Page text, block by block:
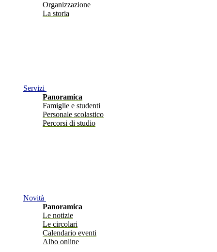
Organizzazione
La storia
Servizi
Panoramica
Famiglie e studenti
Personale scolastico
Percorsi di studio
Novità
Panoramica
Le notizie
Le circolari
Calendario eventi
Albo online